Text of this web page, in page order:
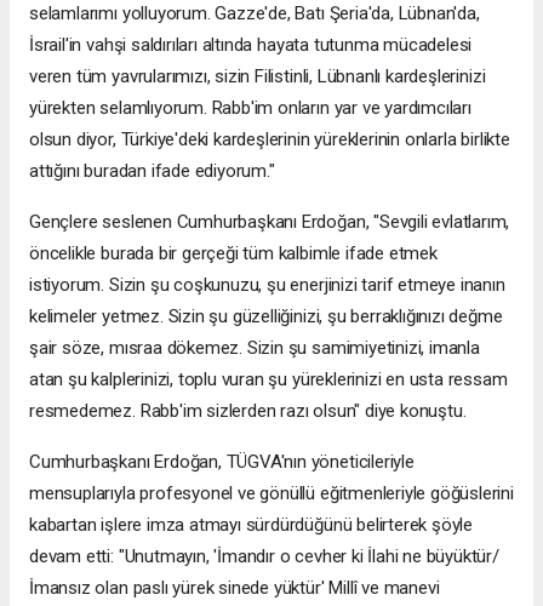
selamlarımı yolluyorum. Gazze'de, Batı Şeria'da, Lübnan'da,
İsrail'in vahşi saldırıları altında hayata tutunma mücadelesi
veren tüm yavrularımızı, sizin Filistinli, Lübnanlı kardeşlerinizi
yürekten selamlıyorum. Rabb'im onların yar ve yardımcıları
olsun diyor, Türkiye'deki kardeşlerinin yüreklerinin onlarla birlikte
attığını buradan ifade ediyorum."
Gençlere seslenen Cumhurbaşkanı Erdoğan, "Sevgili evlatlarım,
öncelikle burada bir gerçeği tüm kalbimle ifade etmek
istiyorum. Sizin şu coşkunuzu, şu enerjinizi tarif etmeye inanın
kelimeler yetmez. Sizin şu güzelliğinizi, şu berraklığınızı değme
şair söze, mısraa dökemez. Sizin şu samimiyetinizi, imanla
atan şu kalplerinizi, toplu vuran şu yüreklerinizi en usta ressam
resmedemez. Rabb'im sizlerden razı olsun" diye konuştu.
Cumhurbaşkanı Erdoğan, TÜGVA'nın yöneticileriyle
mensuplarıyla profesyonel ve gönüllü eğitmenleriyle göğüslerini
kabartan işlere imza atmayı sürdürdüğünü belirterek şöyle
devam etti: "Unutmayın, 'İmandır o cevher ki İlahi ne büyüktür/
İmansız olan paslı yürek sinede yüktür' Millî ve manevi